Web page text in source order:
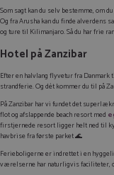
Som sagt kan du selv bestemme, om
Og fra Arusha kan du finde alverdens
og ture til Kilimanjaro. Så du har frie
Hotel på Zanzibar
Efter en halvlang flyvetur fra
strandferie. Og dét kommer du til på
På Zanzibar har vi fundet det
flot og afslappende beach resort med
firstjernede resort ligger helt ned til
havbrise fra første parket 🌊
Ferieboligerne er indrettet i en
værelserne har naturligvis faciliteter,